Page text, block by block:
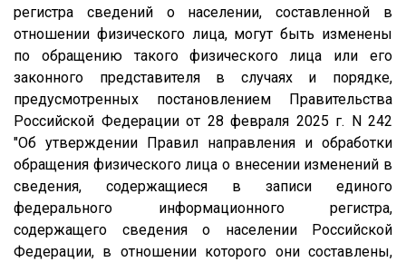
регистра сведений о населении, составленной в
отношении физического лица, могут быть изменены
по обращению такого физического лица или его
законного представителя в случаях и порядке,
предусмотренных постановлением Правительства
Российской Федерации от 28 февраля 2025 г. N 242
"Об утверждении Правил направления и обработки
обращения физического лица о внесении изменений в
сведения, содержащиеся в записи единого
федерального информационного регистра,
содержащего сведения о населении Российской
Федерации, в отношении которого они составлены,